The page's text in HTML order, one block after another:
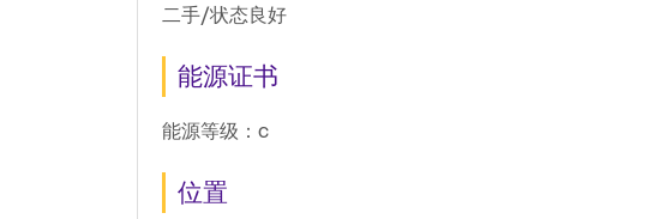
二手/状态良好
能源证书
能源等级：c
位置